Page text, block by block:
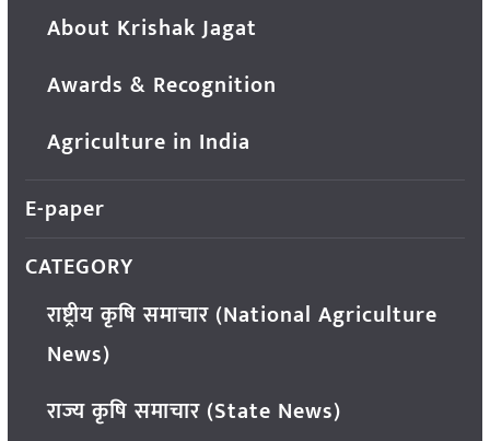
About Krishak Jagat
Awards & Recognition
Agriculture in India
E-paper
CATEGORY
राष्ट्रीय कृषि समाचार (National Agriculture
News)
राज्य कृषि समाचार (State News)